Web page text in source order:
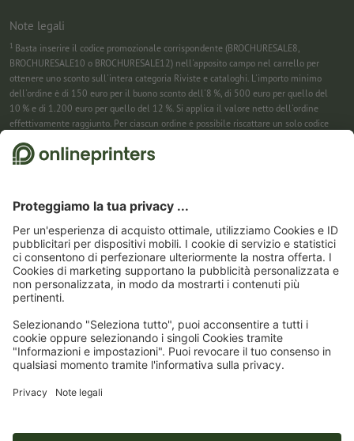
Note legali
1 Basta inserire il codice promozionale corrispondente (BROCHURESALE8,
BROCHURESALE10 o BROCHURESALE12) nell'apposito campo nel carrello per
ottenere uno sconto sull'intera categoria Riviste e cataloghi. L'importo minimo
dell'ordine è di 150 euro per il buono sconto dell'8 %, di 500 euro per quello del
10 % e di 1.200 euro per quello del 12 %. Si applica il valore netto dell'ordine
effettivamente raggiunto. Per ciascun ordine è possibile riscattare un solo codice
con ulteriori iniziative promozionali. La promozione è valida fino al 31/08/2026
(incluso).
un semplice clic. Solo allora ti invieremo il codice sconto e la prossima newsletter.
Puoi naturalmente annullare la registrazione in qualsiasi momento. Utilizzabile
una sola volta. Non è richiesto un valore minimo dell’ordine. Importo massimo dello
sconto: 150 € sul valore dell'ordine (al netto). Pagamento in contanti non previsto.
L’offerta non può essere cumulata con altre promozioni o codici sconto.Il buono è
valido per sei settimane dalla ricezione.
3
calendari. Utilizzabile più volte. Pagamento in contanti non previsto. Non
cumulabile con ulteriori iniziative promozionali. Valido fino al 31/08/2026
compreso
calendari. Utilizzabile più volte. Pagamento in contanti non previsto. Non